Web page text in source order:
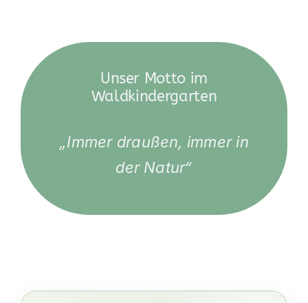
Unser Motto im
Waldkindergarten
„Immer draußen, immer in
der Natur“